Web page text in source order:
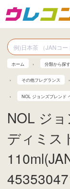
ホーム 分類から探す
その他フレグランス
NOL ジョンズブレンド
NOL ジ
ディミス